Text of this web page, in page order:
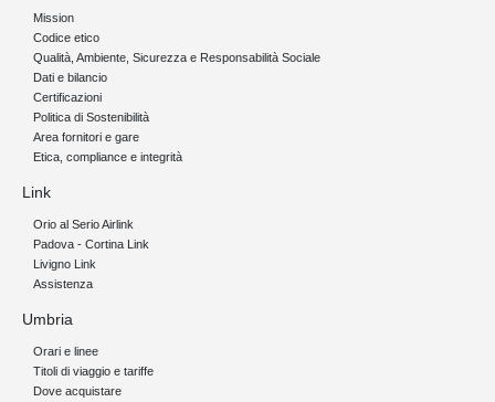
Mission
Codice etico
Qualità, Ambiente, Sicurezza e Responsabilità Sociale
Dati e bilancio
Certificazioni
Politica di Sostenibilità
Area fornitori e gare
Etica, compliance e integrità
Link
Orio al Serio Airlink
Padova - Cortina Link
Livigno Link
Assistenza
Umbria
Orari e linee
Titoli di viaggio e tariffe
Dove acquistare